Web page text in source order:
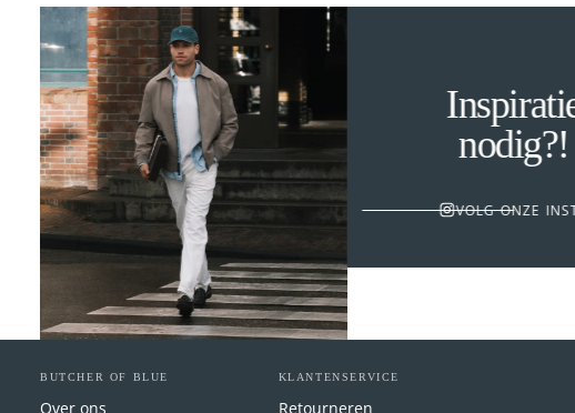
Inspiratie
nodig?!
VOLG ONZE INSTA
BUTCHER OF BLUE
Over ons
KLANTENSERVICE
Retourneren